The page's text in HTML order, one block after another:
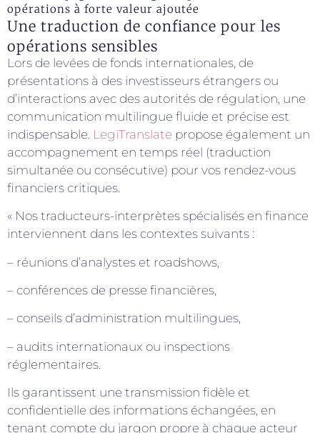
opérations à forte valeur ajoutée
Une traduction de confiance pour les
opérations sensibles
Lors de levées de fonds internationales, de
présentations à des investisseurs étrangers ou
d’interactions avec des autorités de régulation, une
communication multilingue fluide et précise est
indispensable. LegiTranslate propose également un
accompagnement en temps réel (traduction
simultanée ou consécutive) pour vos rendez-vous
financiers critiques.
« Nos traducteurs-interprètes spécialisés en finance
interviennent dans les contextes suivants :
– réunions d’analystes et roadshows,
– conférences de presse financières,
– conseils d’administration multilingues,
– audits internationaux ou inspections
réglementaires.
Ils garantissent une transmission fidèle et
confidentielle des informations échangées, en
tenant compte du jargon propre à chaque acteur